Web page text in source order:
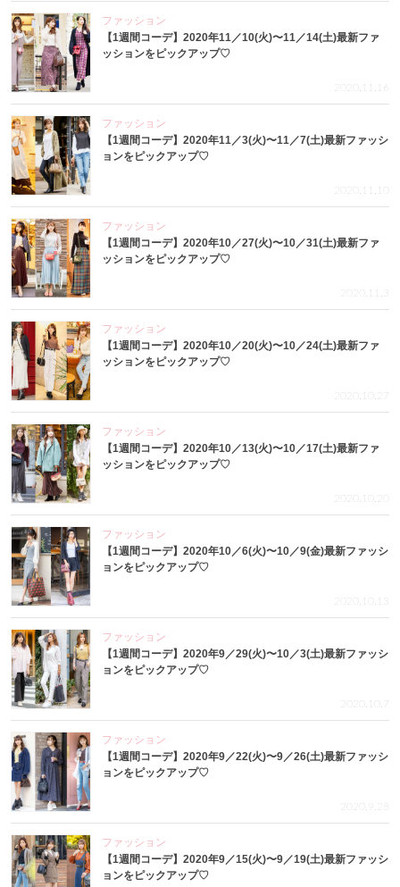
ファッション
【1週間コーデ】2020年11／10(火)〜11／14(土)最新ファ
ッションをピックアップ♡
2020.11.16
ファッション
【1週間コーデ】2020年11／3(火)〜11／7(土)最新ファッシ
ョンをピックアップ♡
2020.11.10
ファッション
【1週間コーデ】2020年10／27(火)〜10／31(土)最新ファ
ッションをピックアップ♡
2020.11.3
ファッション
【1週間コーデ】2020年10／20(火)〜10／24(土)最新ファ
ッションをピックアップ♡
2020.10.27
ファッション
【1週間コーデ】2020年10／13(火)〜10／17(土)最新ファ
ッションをピックアップ♡
2020.10.20
ファッション
【1週間コーデ】2020年10／6(火)〜10／9(金)最新ファッシ
ョンをピックアップ♡
2020.10.13
ファッション
【1週間コーデ】2020年9／29(火)〜10／3(土)最新ファッシ
ョンをピックアップ♡
2020.10.7
ファッション
【1週間コーデ】2020年9／22(火)〜9／26(土)最新ファッシ
ョンをピックアップ♡
2020.9.28
ファッション
【1週間コーデ】2020年9／15(火)〜9／19(土)最新ファッシ
ョンをピックアップ♡